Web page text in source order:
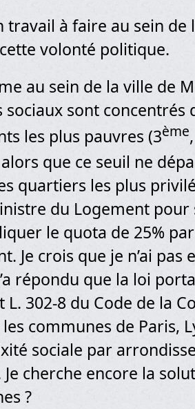
travail à faire au sein
volonté politique.
au sein de la ville de
sont concentrés
les plus pauvres (3ème
que ce seuil ne
quartiers les plus
du Logement pour
le quota de 25% par
Je crois que je n’ai pas
répondu que la loi
L. 302-8 du Code de la
les communes de Paris,
sociale par
Je cherche encore la
?